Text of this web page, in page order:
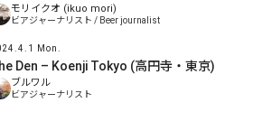
モリイクオ (ikuo mori)
ビアジャーナリスト / Beer journalist
Mon.
Den – Koenji Tokyo (高円寺・東京)
ブルワル
ビアジャーナリスト